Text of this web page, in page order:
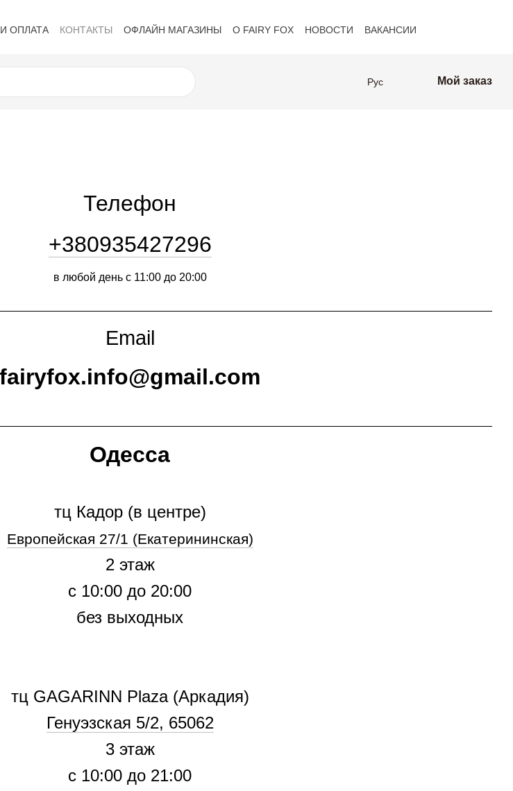
ОПЛАТА КОНТАКТЫ ОФЛАЙН МАГАЗИНЫ О FAIRY FOX НОВОСТИ
ВАКАНСИИ
Рус Мой заказ
Телефон
+380935427296
в любой день с 11:00 до 20:00
Email
fairyfox.info@gmail.com
Одесса
тц Кадор (в центре)
Европейская 27/1 (Екатерининская)
2 этаж
с 10:00 до 20:00
без выходных
тц GAGARINN Plaza (Аркадия)
Генуэзская 5/2, 65062
3 этаж
с 10:00 до 21:00